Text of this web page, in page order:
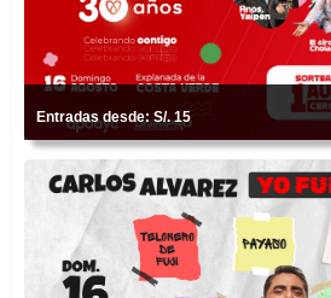
Entradas desde: S/. 15